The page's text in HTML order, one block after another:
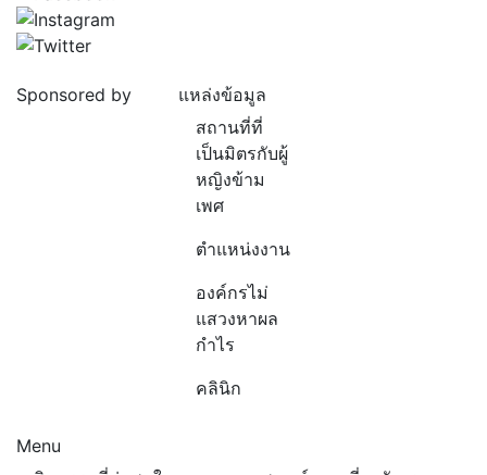
Sponsored by
แหล่งข้อมูล
สถานที่ที่
เป็นมิตรกับผู้
หญิงข้าม
เพศ
ตำแหน่งงาน
องค์กรไม่
แสวงหาผล
กำไร
คลินิก
Menu